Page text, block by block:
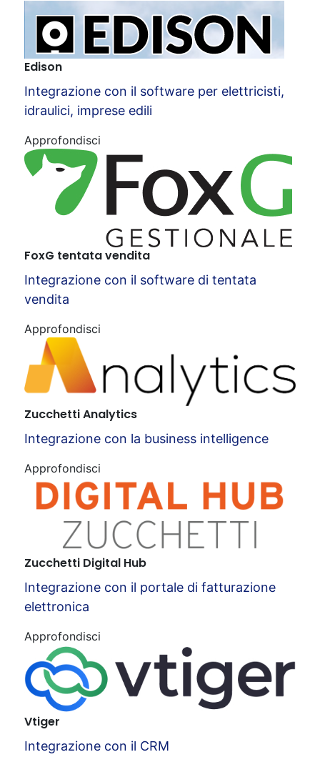
Edison
Integrazione con il software per elettricisti,
idraulici, imprese edili
Approfondisci
FoxG tentata vendita
Integrazione con il software di tentata
vendita
Approfondisci
Zucchetti Analytics
Integrazione con la business intelligence
Approfondisci
Zucchetti Digital Hub
Integrazione con il portale di fatturazione
elettronica
Approfondisci
Vtiger
Integrazione con il CRM